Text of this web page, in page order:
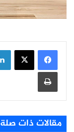
طباعة
مقالات ذات صلة